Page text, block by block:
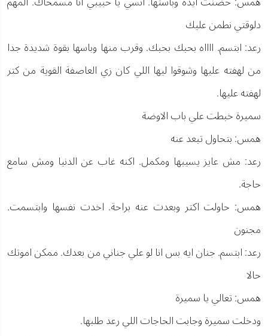
دلوقتي نطمن عليك
رعد: ابتسم. ااااه بحبك بحبك. وقرب منها وباسها بقوة شديدة جدا
من لهفته عليها وشوقوا ليها اللي كان زي العاصفة القوية من كتر
لهفته عليها.
سميرة خبطت علي باب الاوضة
همس: بتحاول تبعد عنه
رعد: مش عايز يسيبها ومكمل. اكنه غاب عن الدنيا ومش سامع
حاجة.
همس: حاولت اكتر وبعدت عنه براحة. اخدت نفسها وابتسمت.
مجنون
رعد: ابتسم. جنان ايه بس انا لو علي جناني من بعدك. ممكن اموتك
حالا
همس: تعالي يا سميرة
ودخلت سميرة وجابت الحاجات اللي رعد طلبها.